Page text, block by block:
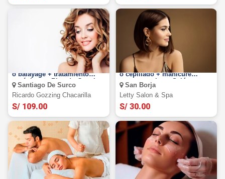
Tinte completo + iluminación
o balayage + tratamiento
orgánico en Ricardo Gozzing
Santiago De Surco
Ricardo Gozzing Chacarilla
S/ 109.00
Corte de Cabello + planchado
o cepillado + manicure
express en Letty Salón,
San Borja
Letty Salon & Spa
S/ 30.00